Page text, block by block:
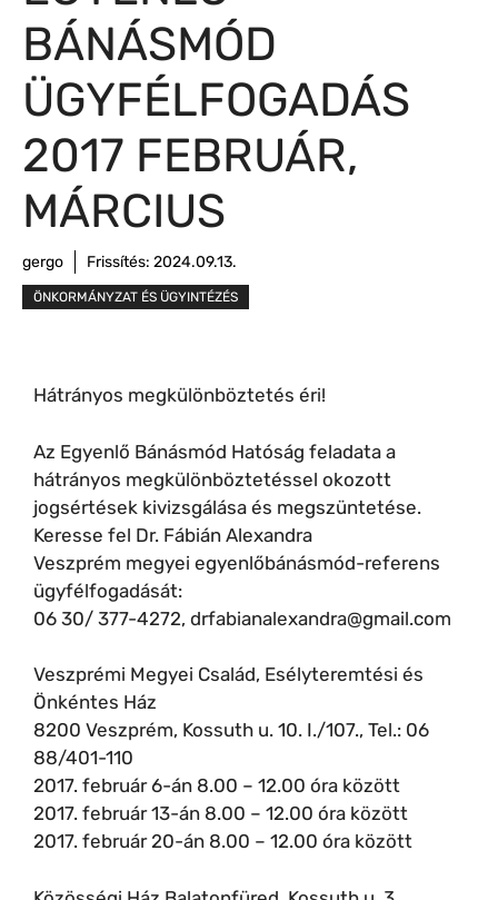
BÁNÁSMÓD
ÜGYFÉLFOGADÁS
2017 FEBRUÁR,
MÁRCIUS
gergo Frissítés: 2024.09.13.
ÖNKORMÁNYZAT ÉS ÜGYINTÉZÉS
Hátrányos megkülönböztetés éri!
Az Egyenlő Bánásmód Hatóság feladata a
hátrányos megkülönböztetéssel okozott
jogsértések kivizsgálása és megszüntetése.
Keresse fel Dr. Fábián Alexandra
Veszprém megyei egyenlőbánásmód-referens
ügyfélfogadását:
06 30/ 377-4272, drfabianalexandra@gmail.com
Veszprémi Megyei Család, Esélyteremtési és
Önkéntes Ház
8200 Veszprém, Kossuth u. 10. I./107., Tel.: 06
88/401-110
2017. február 6-án 8.00 – 12.00 óra között
2017. február 13-án 8.00 – 12.00 óra között
2017. február 20-án 8.00 – 12.00 óra között